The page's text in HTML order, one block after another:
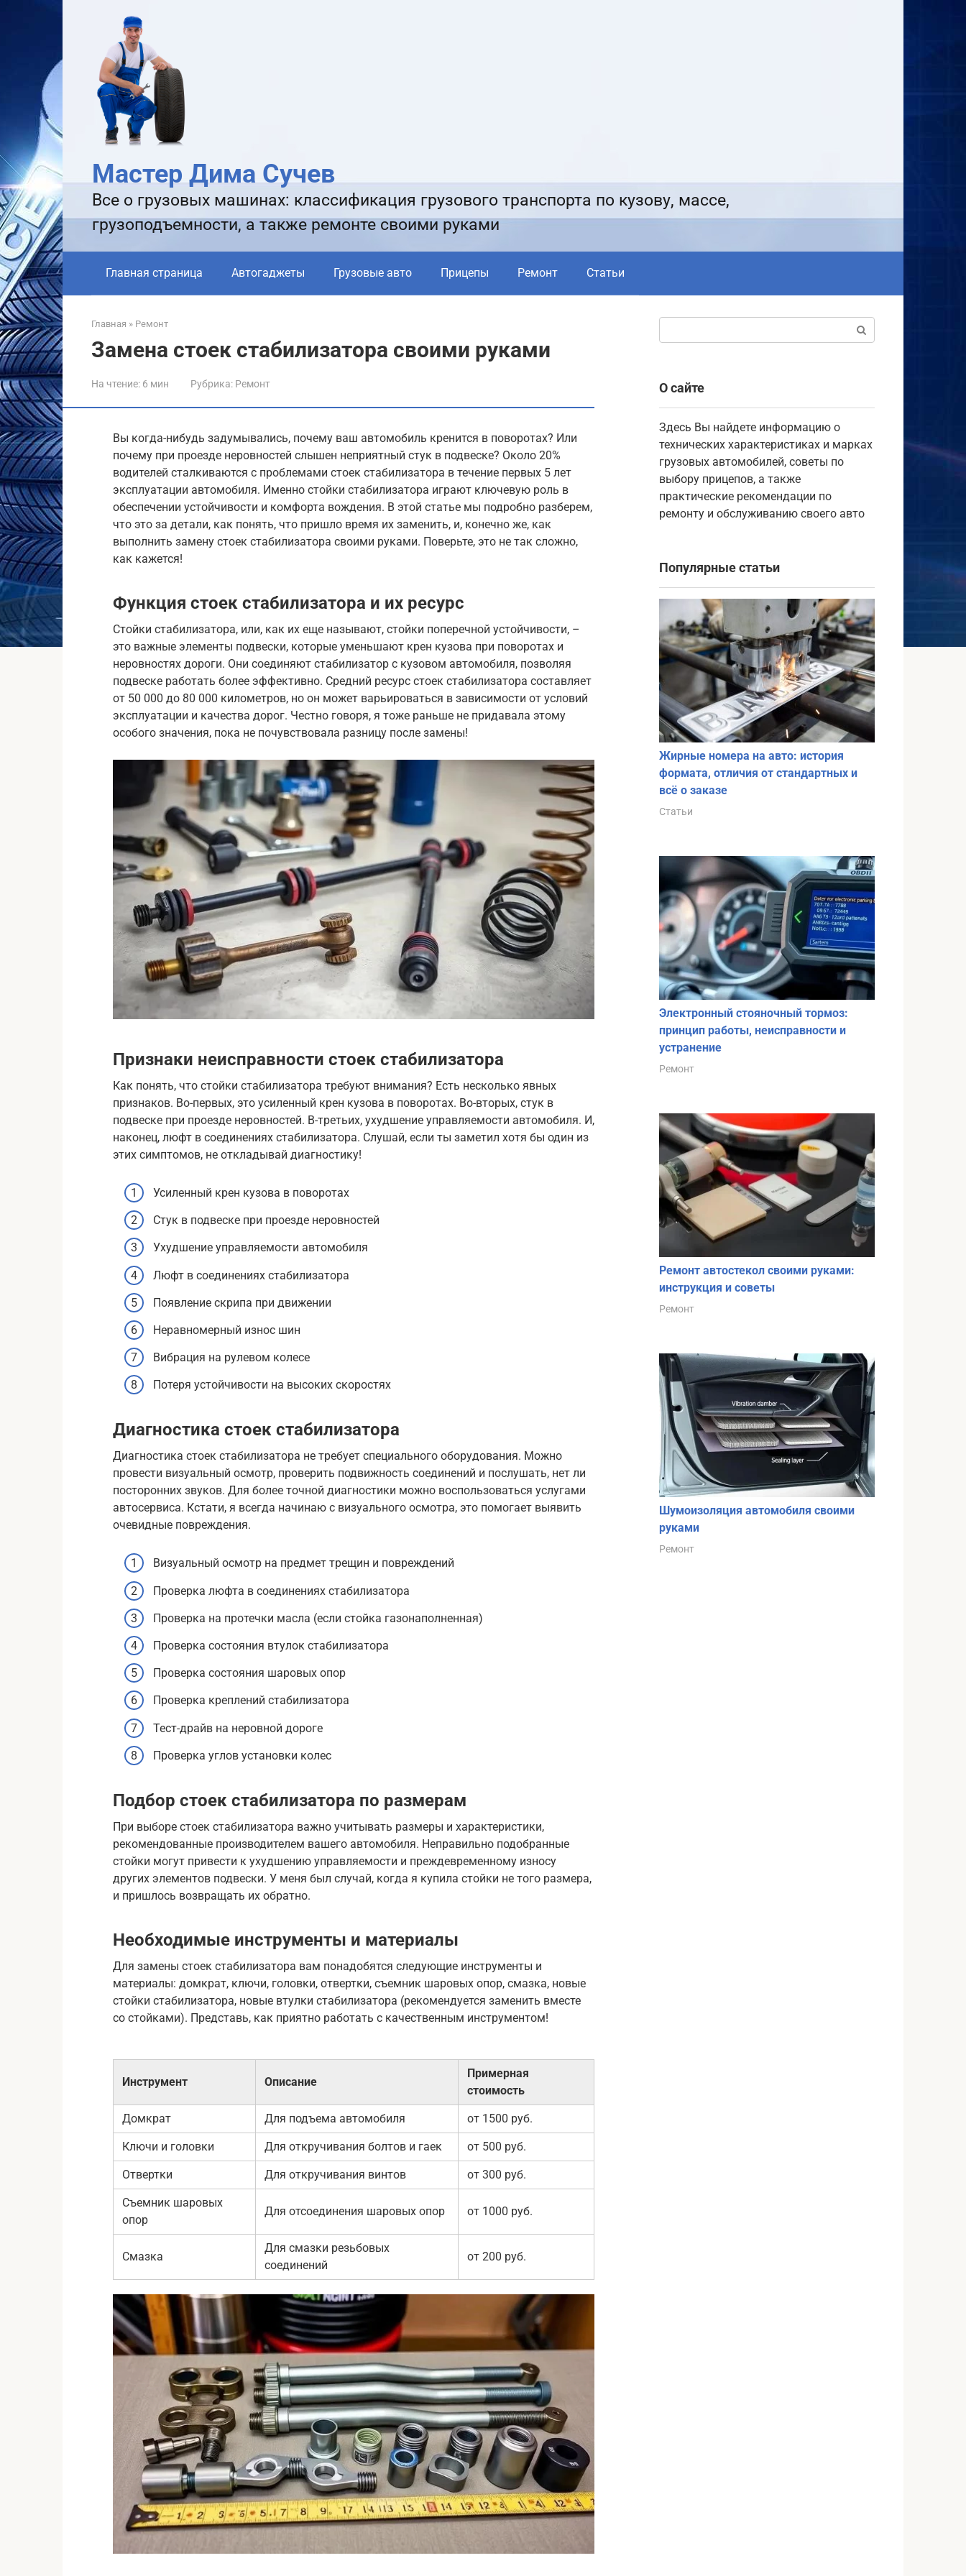
Мастер Дима Сучев
Все о грузовых машинах: классификация грузового транспорта по кузову, массе,
грузоподъемности, а также ремонте своими руками
Главная страница Автогаджеты Грузовые авто Прицепы Ремонт Статьи
Главная » Ремонт
Замена стоек стабилизатора своими руками
На чтение: 6 мин Рубрика: Ремонт
Вы когда-нибудь задумывались, почему ваш автомобиль кренится в поворотах? Или
почему при проезде неровностей слышен неприятный стук в подвеске? Около 20%
водителей сталкиваются с проблемами стоек стабилизатора в течение первых 5 лет
эксплуатации автомобиля. Именно стойки стабилизатора играют ключевую роль в
обеспечении устойчивости и комфорта вождения. В этой статье мы подробно разберем,
что это за детали, как понять, что пришло время их заменить, и, конечно же, как
выполнить замену стоек стабилизатора своими руками. Поверьте, это не так сложно,
как кажется!
Функция стоек стабилизатора и их ресурс
Стойки стабилизатора, или, как их еще называют, стойки поперечной устойчивости, –
это важные элементы подвески, которые уменьшают крен кузова при поворотах и
неровностях дороги. Они соединяют стабилизатор с кузовом автомобиля, позволяя
подвеске работать более эффективно. Средний ресурс стоек стабилизатора составляет
от 50 000 до 80 000 километров, но он может варьироваться в зависимости от условий
эксплуатации и качества дорог. Честно говоря, я тоже раньше не придавала этому
особого значения, пока не почувствовала разницу после замены!
Признаки неисправности стоек стабилизатора
Как понять, что стойки стабилизатора требуют внимания? Есть несколько явных
признаков. Во-первых, это усиленный крен кузова в поворотах. Во-вторых, стук в
подвеске при проезде неровностей. В-третьих, ухудшение управляемости автомобиля. И,
наконец, люфт в соединениях стабилизатора. Слушай, если ты заметил хотя бы один из
этих симптомов, не откладывай диагностику!
Усиленный крен кузова в поворотах
Стук в подвеске при проезде неровностей
Ухудшение управляемости автомобиля
Люфт в соединениях стабилизатора
Появление скрипа при движении
Неравномерный износ шин
Вибрация на рулевом колесе
Потеря устойчивости на высоких скоростях
Диагностика стоек стабилизатора
Диагностика стоек стабилизатора не требует специального оборудования. Можно
провести визуальный осмотр, проверить подвижность соединений и послушать, нет ли
посторонних звуков. Для более точной диагностики можно воспользоваться услугами
автосервиса. Кстати, я всегда начинаю с визуального осмотра, это помогает выявить
очевидные повреждения.
Визуальный осмотр на предмет трещин и повреждений
Проверка люфта в соединениях стабилизатора
Проверка на протечки масла (если стойка газонаполненная)
Проверка состояния втулок стабилизатора
Проверка состояния шаровых опор
Проверка креплений стабилизатора
Тест-драйв на неровной дороге
Проверка углов установки колес
Подбор стоек стабилизатора по размерам
При выборе стоек стабилизатора важно учитывать размеры и характеристики,
рекомендованные производителем вашего автомобиля. Неправильно подобранные
стойки могут привести к ухудшению управляемости и преждевременному износу
других элементов подвески. У меня был случай, когда я купила стойки не того размера,
и пришлось возвращать их обратно.
Необходимые инструменты и материалы
Для замены стоек стабилизатора вам понадобятся следующие инструменты и
материалы: домкрат, ключи, головки, отвертки, съемник шаровых опор, смазка, новые
стойки стабилизатора, новые втулки стабилизатора (рекомендуется заменить вместе
со стойками). Представь, как приятно работать с качественным инструментом!
Инструмент Описание
Примерная
стоимость
Домкрат Для подъема автомобиля от 1500 руб.
Ключи и головки Для откручивания болтов и гаек от 500 руб.
Отвертки Для откручивания винтов от 300 руб.
Съемник шаровых
опор
Для отсоединения шаровых опор от 1000 руб.
Смазка
Для смазки резьбовых
соединений
от 200 руб.
О сайте
Здесь Вы найдете информацию о
технических характеристиках и марках
грузовых автомобилей, советы по
выбору прицепов, а также
практические рекомендации по
ремонту и обслуживанию своего авто
Популярные статьи
Жирные номера на авто: история
формата, отличия от стандартных и
всё о заказе
Статьи
Электронный стояночный тормоз:
принцип работы, неисправности и
устранение
Ремонт
Ремонт автостекол своими руками:
инструкция и советы
Ремонт
Шумоизоляция автомобиля своими
руками
Ремонт